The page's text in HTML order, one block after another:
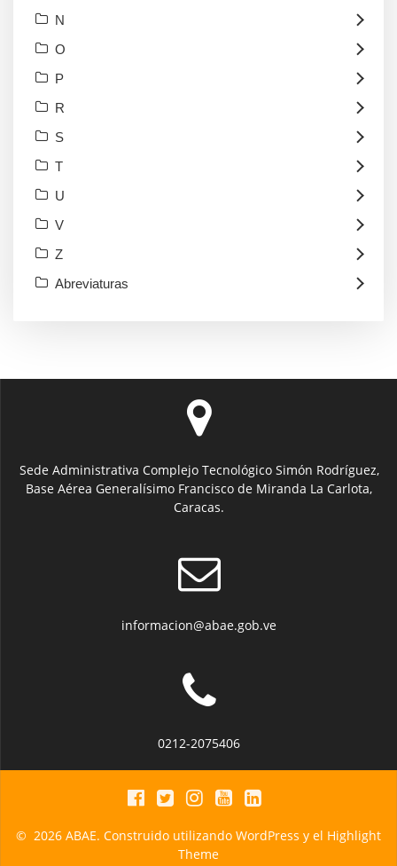
N
O
P
R
S
T
U
V
Z
Abreviaturas
Sede Administrativa Complejo Tecnológico Simón Rodríguez,
Base Aérea Generalísimo Francisco de Miranda La Carlota,
Caracas.
informacion@abae.gob.ve
0212-2075406
© 2026 ABAE. Construido utilizando WordPress y el Highlight
Theme